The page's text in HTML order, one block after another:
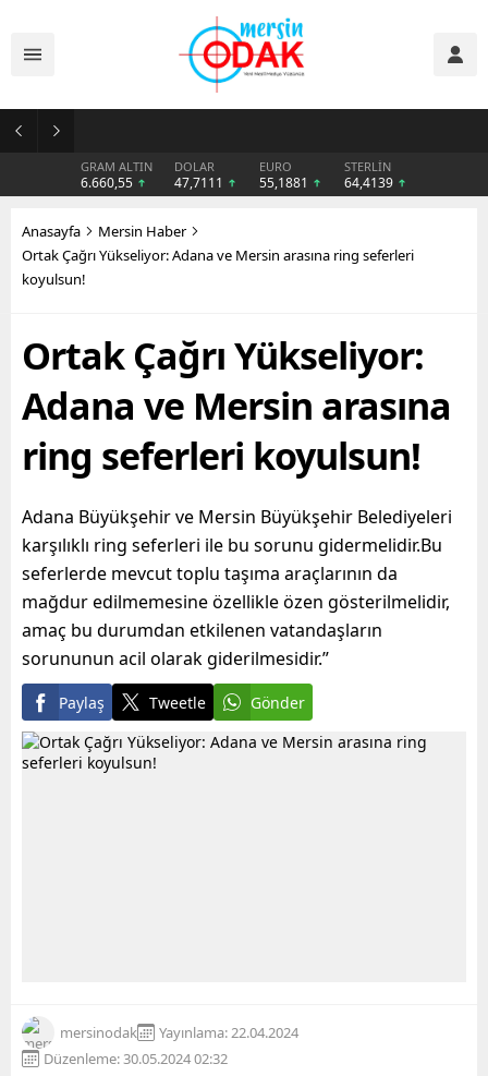
GRAM ALTIN
6.660,55
DOLAR
47,7111
EURO
55,1881
STERLİN
64,4139
Anasayfa
Mersin Haber
Ortak Çağrı Yükseliyor: Adana ve Mersin arasına ring seferleri
koyulsun!
Ortak Çağrı Yükseliyor:
Adana ve Mersin arasına
ring seferleri koyulsun!
Adana Büyükşehir ve Mersin Büyükşehir Belediyeleri
karşılıklı ring seferleri ile bu sorunu gidermelidir.Bu
seferlerde mevcut toplu taşıma araçlarının da
mağdur edilmemesine özellikle özen gösterilmelidir,
amaç bu durumdan etkilenen vatandaşların
sorununun acil olarak giderilmesidir.”
Paylaş Tweetle Gönder
mersinodak
Yayınlama: 22.04.2024
Düzenleme: 30.05.2024 02:32